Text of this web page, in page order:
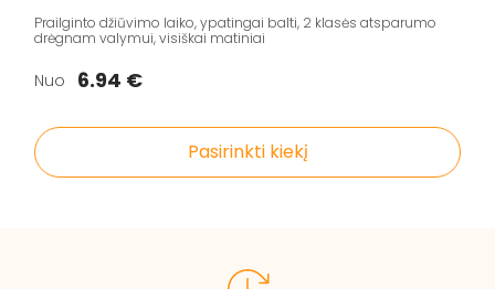
Prailginto džiūvimo laiko, ypatingai balti, 2 klasės atsparumo
drėgnam valymui, visiškai matiniai
Nuo 6.94 €
Pasirinkti kiekį